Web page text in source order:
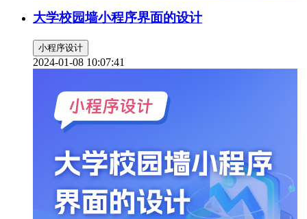
大学校园墙小程序界面的设计
小程序设计
2024-01-08 10:07:41